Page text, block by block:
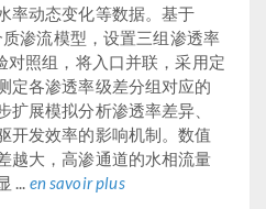
率动态变化等数据。基于
渗流模型，设置三组渗透率
照组，将入口并联，采用定
定各渗透率级差分组对应的
展模拟分析渗透率差异、
开发效率的影响机制。数值
越大，高渗通道的水相流量
... en savoir plus